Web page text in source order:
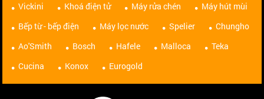
Vickini
Khoá điện tử Máy rửa chén
Máy hút mùi
Bếp từ - bếp điện
Máy lọc nước Spelier
Chungho
Ao'Smith
Bosch Hafele Malloca
Teka
Cucina
Konox Eurogold